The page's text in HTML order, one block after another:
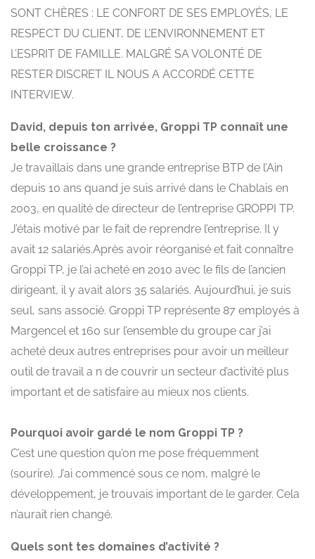
SONT CHÈRES : LE CONFORT DE SES EMPLOYÉS, LE
RESPECT DU CLIENT, DE L’ENVIRONNEMENT ET
L’ESPRIT DE FAMILLE. MALGRÉ SA VOLONTÉ DE
RESTER DISCRET IL NOUS A ACCORDÉ CETTE
INTERVIEW.
David, depuis ton arrivée, Groppi TP connaît une
belle croissance ?
Je travaillais dans une grande entreprise BTP de l’Ain
depuis 10 ans quand je suis arrivé dans le Chablais en
2003, en qualité de directeur de l’entreprise GROPPI TP.
J’étais motivé par le fait de reprendre l’entreprise. Il y
avait 12 salariés.Après avoir réorganisé et fait connaître
Groppi TP, je l’ai acheté en 2010 avec le fils de l’ancien
dirigeant, il y avait alors 35 salariés. Aujourd’hui, je suis
seul, sans associé. Groppi TP représente 87 employés à
Margencel et 160 sur l’ensemble du groupe car j’ai
acheté deux autres entreprises pour avoir un meilleur
outil de travail a n de couvrir un secteur d’activité plus
important et de satisfaire au mieux nos clients.
Pourquoi avoir gardé le nom Groppi TP ?
C’est une question qu’on me pose fréquemment
(sourire). J’ai commencé sous ce nom, malgré le
développement, je trouvais important de le garder. Cela
n’aurait rien changé.
Quels sont tes domaines d’activité ?